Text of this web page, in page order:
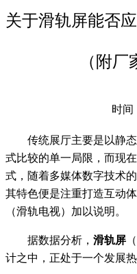
关于滑轨屏能否
（附厂
时间
传统展厅主要是以静
式比较的单一局限，而现
式，随着多媒体数字技术
其特色便是注重打造互动
（滑轨电视）加以说明。
据数据分析， 滑轨屏
计之中，正处于一个发展热